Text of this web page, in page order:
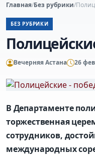
Главная/Без рубрики/
БЕЗ РУБРИКИ
Вечерняя Астана 26
В Департаменте
торжественная
сотрудников,
международных